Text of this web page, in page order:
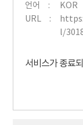
언어
KOR
URL
l/
서비스가 종료